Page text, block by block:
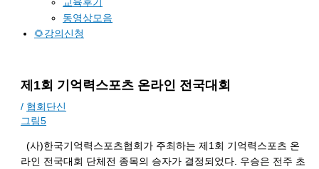
교육후기
동영상모음
🌻강의신청
제1회 기억력스포츠 온라인 전국대회
/ 협회단신
그림5
(사)한국기억력스포츠협회가 주최하는 제1회 기억력스포츠 온
라인 전국대회 단체전 종목의 승자가 결정되었다. 우승은 전주 초